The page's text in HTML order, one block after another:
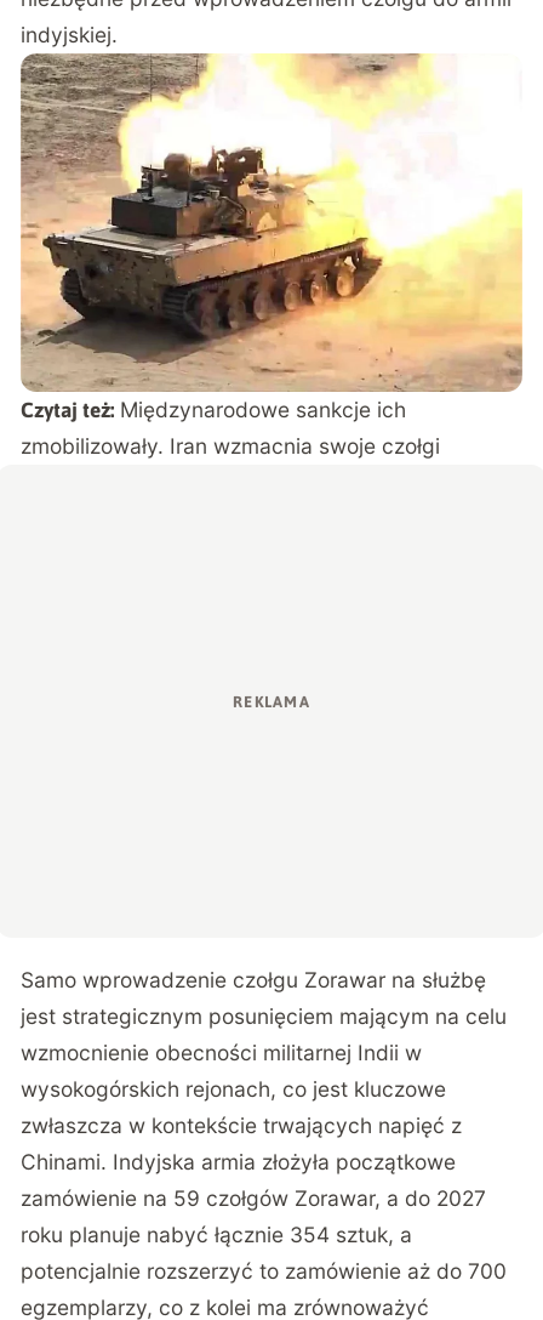
indyjskiej.
Czytaj też: Międzynarodowe sankcje ich
zmobilizowały. Iran wzmacnia swoje czołgi
Samo wprowadzenie czołgu Zorawar na służbę
jest strategicznym posunięciem mającym na celu
wzmocnienie obecności militarnej Indii w
wysokogórskich rejonach, co jest kluczowe
zwłaszcza w kontekście trwających napięć z
Chinami. Indyjska armia złożyła początkowe
zamówienie na 59 czołgów Zorawar, a do 2027
roku planuje nabyć łącznie 354 sztuk, a
potencjalnie rozszerzyć to zamówienie aż do 700
egzemplarzy, co z kolei ma zrównoważyć